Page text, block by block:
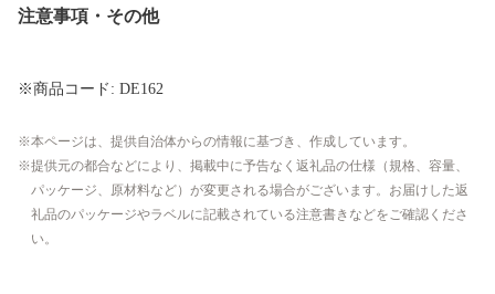
注意事項・その他
※商品コード: DE162
本ページは、提供自治体からの情報に基づき、作成しています。
提供元の都合などにより、掲載中に予告なく返礼品の仕様（規格、容量、
パッケージ、原材料など）が変更される場合がございます。お届けした返
礼品のパッケージやラベルに記載されている注意書きなどをご確認くださ
い。